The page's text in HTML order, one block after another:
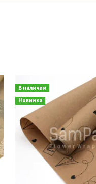
В наличии
Новинка